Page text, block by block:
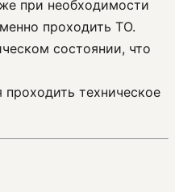
при необходимости
проходить ТО.
состоянии, что
техническое